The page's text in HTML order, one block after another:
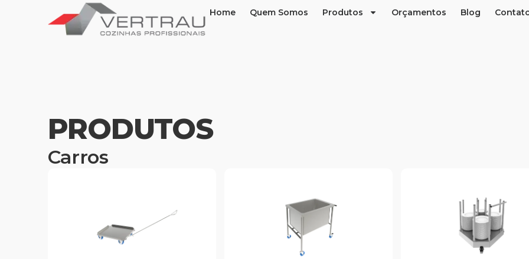
Home Quem Somos Produtos Orçamentos Blog
PRODUTOS
Carros